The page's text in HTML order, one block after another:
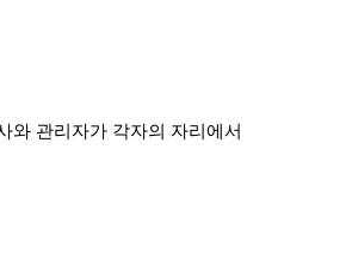
와 관리자가 각자의 자리에서